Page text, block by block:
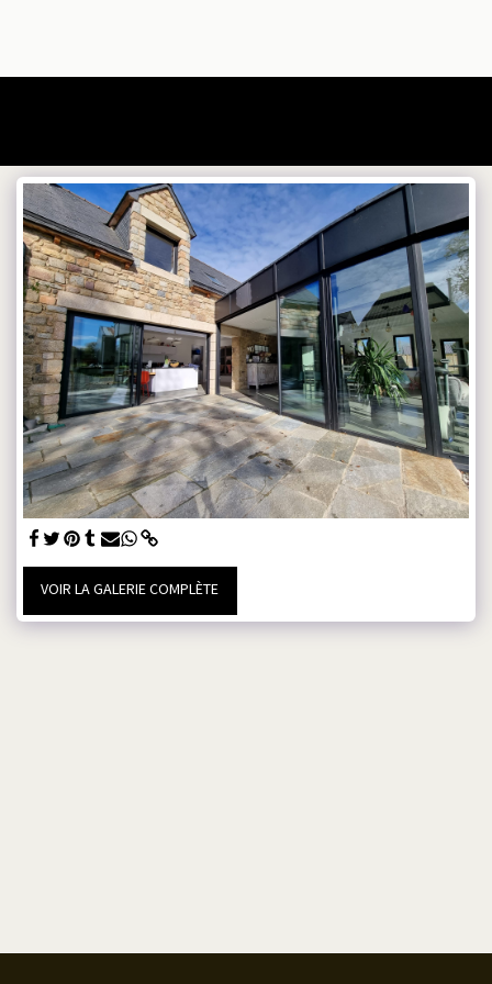
VOIR LA GALERIE COMPLÈTE